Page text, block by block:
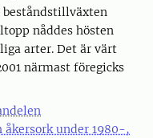
nåddes hösten
arter. Det är värt
närmast föregicks
åkersork under 1980-,